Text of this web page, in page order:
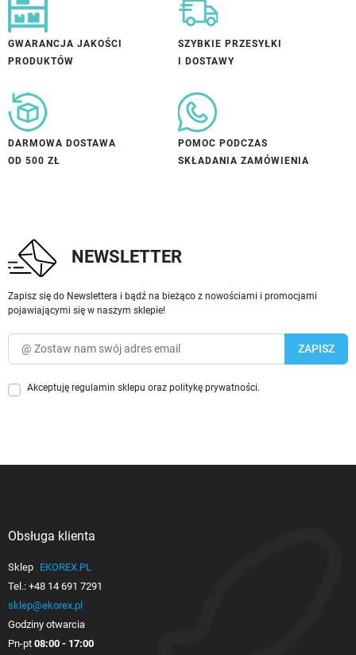
GWARANCJA JAKOŚCI
PRODUKTÓW
SZYBKIE PRZESYŁKI
I DOSTAWY
DARMOWA DOSTAWA
OD 500 ZŁ
POMOC PODCZAS
SKŁADANIA ZAMÓWIENIA
NEWSLETTER
Zapisz się do Newslettera i bądź na bieżąco z nowościami i promocjami
pojawiającymi się w naszym sklepie!
Akceptuję regulamin sklepu oraz politykę prywatności.
Obsługa klienta
Sklep EKOREX.PL
Tel.: +48 14 691 7291
sklep@ekorex.pl
Godziny otwarcia
Pn-pt 08:00 - 17:00